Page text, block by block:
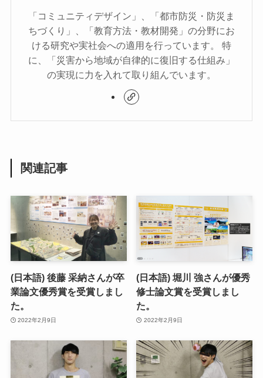
「コミュニティデザイン」、「都市防災・防災ま
ちづくり」、「教育方法・教材開発」の分野にお
ける研究や実社会への適用を行っています。 特
に、「災害から地域が自律的に復旧する仕組み」
の実現に力を入れて取り組んでいます。
関連記事
(日本語) 後藤 采納さんが卒
業論文優秀賞を受賞しまし
た。
2022年2月9日
(日本語) 堀川 強さんが優秀
修士論文賞を受賞しまし
た。
2022年2月9日